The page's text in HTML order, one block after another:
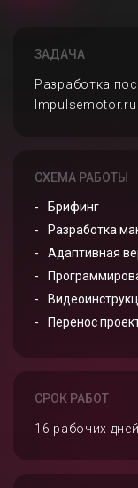
ЗАДАЧА
Разработка
Impulsemotor.ru
СХЕМА РАБОТЫ
Брифинг
Разработка
Адаптивная
Перенос
СРОК РАБОТ
16 рабочих дней